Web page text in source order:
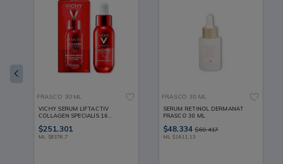
FRASCO 30 ML
VICHY SERUM LIFTACTIV
COLLAGEN SPECIALIS 16
$251.301
ML $8376 ,7
FRASCO 30 ML
SERUM RETINOL DERMANAT
FRASCO 30 ML
$48.334 $60.417
ML $1611,13